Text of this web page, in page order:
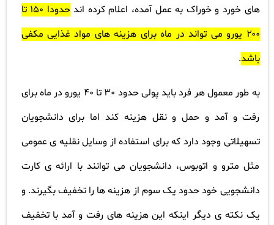
های خورد و خوراک به عمل آمده، اعلام کرده اند
حدودا ۱۵۰ تا
۲۰۰ یورو می تواند در ماه برای هزینه های مواد غذایی مکفی
باشد.
به طور معمول هر فرد باید پولی حدود 30 تا 40 یورو در ماه برای
رفت و آمد و حمل و نقل هزینه کند اما برای دانشجویان
تسهیلاتی وجود دارد که برای استفاده از وسایل نقلیه ی عمومی
مثل مترو و اتوبوس، دانشجویان می توانند با ارائه ی کارت
دانشجویی خود حدود یک سوم از هزینه ها را تخفیف بگیرند. و
یک نکته ی دیگر اینکه این هزینه های رفت و آمد با تخفیف